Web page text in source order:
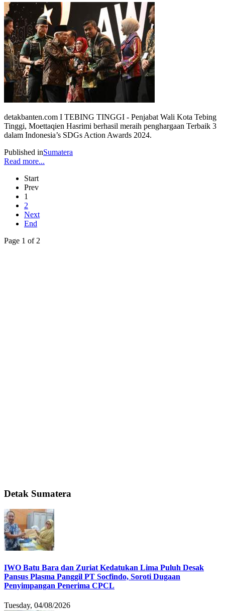
detakbanten.com I TEBING TINGGI - Penjabat Wali Kota Tebing
Tinggi, Moettaqien Hasrimi berhasil meraih penghargaan Terbaik 3
dalam Indonesia’s SDGs Action Awards 2024.
Published inSumatera
Read more...
Start
Prev
1
2
Next
End
Page 1 of 2
Detak Sumatera
IWO Batu Bara dan Zuriat Kedatukan Lima Puluh Desak
Pansus Plasma Panggil PT Socfindo, Soroti Dugaan
Penyimpangan Penerima CPCL
Tuesday, 04/08/2026